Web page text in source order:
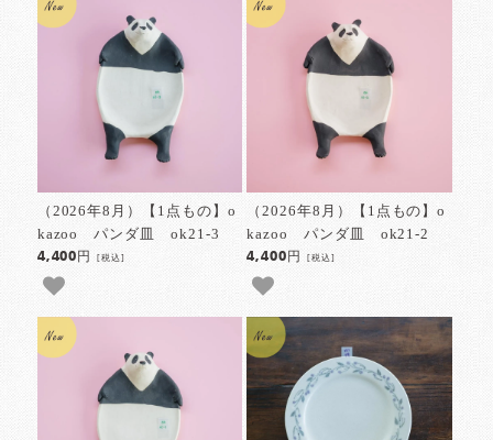
（2026年8月）【1点もの】o
kazoo パンダ皿 ok21-3
4,400円[税込]
（2026年8月）【1点もの】o
kazoo パンダ皿 ok21-2
4,400円 [税込]